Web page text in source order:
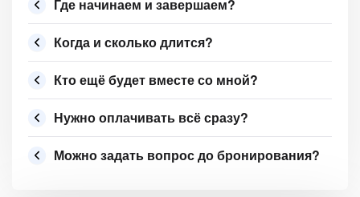
Где начинаем и завершаем?
Когда и сколько длится?
Кто ещё будет вместе со мной?
Нужно оплачивать всё сразу?
Можно задать вопрос до бронирования?